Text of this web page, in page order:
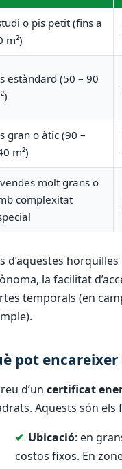
o pis petit (fins a
m²)
estàndard (50 – 90
gran o àtic (90 –
m²)
molt grans o
complexitat
d’aquestes
la facilitat
temporals (en
pot
d’un certificat
Aquests són els
Ubicació: en
costos fixos. En